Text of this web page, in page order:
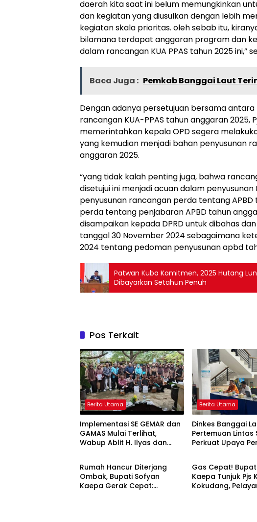
daerah kita saat ini belum memungkinkan
dan kegiatan yang diusulkan dengan lebih
kegiatan skala prioritas. oleh sebab itu,
bilamana terdapat anggaran program dan
dalam rancangan KUA PPAS tahun 2025 ini,”
Baca Juga : Pemkab Banggai Laut
Dengan adanya persetujuan bersama
rancangan KUA-PPAS tahun anggaran 2025,
memerintahkan kepala OPD segera
yang kemudian menjadi bahan penyusunan
anggaran 2025.
“yang tidak kalah penting juga, bahwa
disetujui ini menjadi acuan dalam penyusunan
penyusunan rancangan perda tentang
perda tentang penjabaran APBD tahun
disampaikan kepada DPRD untuk dibahas
tanggal 30 November 2024 sebagaimana
2024 tentang pedoman penyusunan apbd
Patwan Kuba Komitmen, 2025 Hutang
Dibayarkan Setahun Penuh
Pos Terkait
Berita Utama
Implementasi SE GEMAR dan
GAMAS Mulai Terlihat,
Wabup Ablit H. Ilyas dan
Berita Utama
Dinkes Banggai
Pertemuan Lintas
Perkuat Upaya
Berita Utama
Rumah Hancur Diterjang
Ombak, Bupati Sofyan
Kaepa Gerak Cepat:
Berita Utama
Gas Cepat!
Kaepa Tunjuk Pjs
Kokudang,